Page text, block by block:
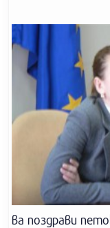
ва поздрави